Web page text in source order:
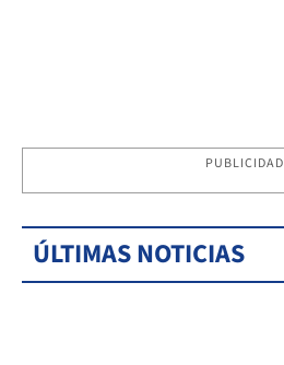
PUBLICIDAD
ÚLTIMAS NOTICIAS